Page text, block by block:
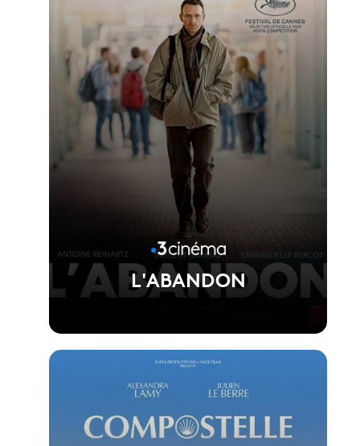
Réalisé par Asghar Farhadi
L'ABANDON